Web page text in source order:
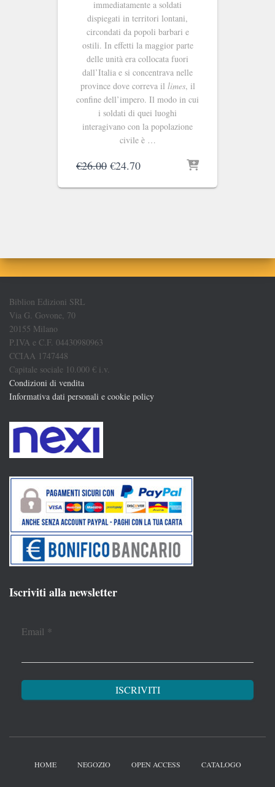
immediatamente a soldati
dispiegati in territori lontani,
circondati da popoli barbari e
ostili. In effetti la maggior parte
delle unità era collocata fuori
dall’Italia e si concentrava nelle
province dove correva il limes, il
confine dell’impero. Il modo in cui
i soldati di quei luoghi
interagivano con la popolazione
civile è …
€26.00 Il
originale
€24.70Il
attuale
Biblion Edizioni SRL
Via G. Govone, 70
20155 Milano
P.IVA e C.F. 04430980963
CCIAA 1747448
Capitale sociale 10.000 € i.v.
Condizioni di vendita
Informativa dati personali e cookie policy
Iscriviti alla newsletter
Email *
HOME NEGOZIO OPEN ACCESS CATALOGO